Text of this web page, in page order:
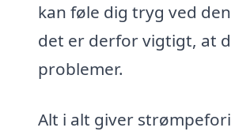
kan føle dig tryg ved
det er derfor vigtigt, at
problemer.
Alt i alt giver